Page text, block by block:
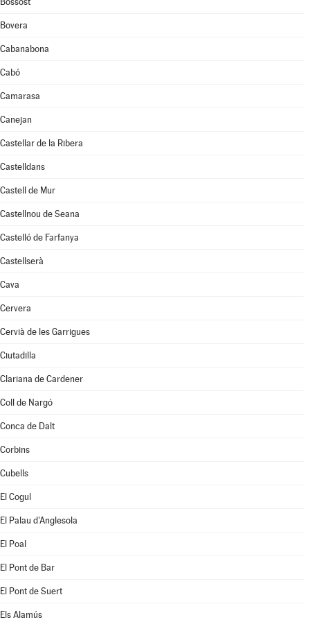
Bovera
Cabanabona
Cabó
Camarasa
Canejan
Castellar de la Ribera
Castelldans
Castell de Mur
Castellnou de Seana
Castelló de Farfanya
Castellserà
Cava
Cervera
Cervià de les Garrigues
Ciutadilla
Clariana de Cardener
Coll de Nargó
Conca de Dalt
Corbins
Cubells
El Cogul
El Palau d'Anglesola
El Poal
El Pont de Bar
El Pont de Suert
Els Alamús